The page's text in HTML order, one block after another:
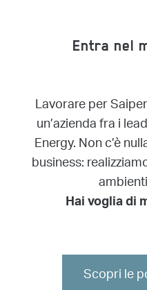
Entra nel
Lavorare per
un’azienda fra i
Energy. Non c’è
business:
Hai voglia di
Scopri le